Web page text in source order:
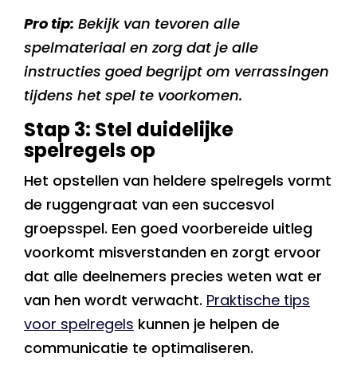
Pro tip: Bekijk van tevoren alle
spelmateriaal en zorg dat je alle
instructies goed begrijpt om verrassingen
tijdens het spel te voorkomen.
Stap 3: Stel duidelijke
spelregels op
Het opstellen van heldere spelregels vormt
de ruggengraat van een succesvol
groepsspel. Een goed voorbereide uitleg
voorkomt misverstanden en zorgt ervoor
dat alle deelnemers precies weten wat er
van hen wordt verwacht. Praktische tips
voor spelregels kunnen je helpen de
communicatie te optimaliseren.